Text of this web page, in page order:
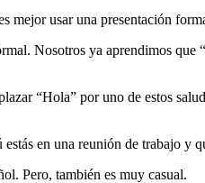
mejor usar una presentación
Nosotros ya aprendimos
“Hola” por uno de estos
en una reunión de trabajo y
Pero, también es muy casual.